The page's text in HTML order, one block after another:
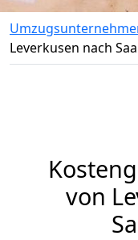
Leverkusen nach
von